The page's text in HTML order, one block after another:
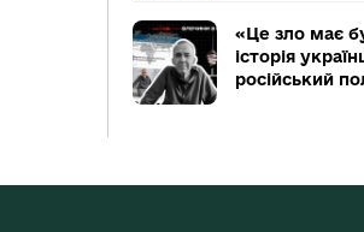
«Це зло має
історія
російський